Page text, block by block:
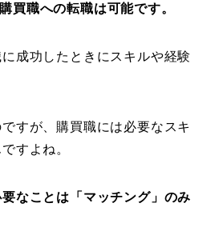
買職への転職は可能です。
成功したときにスキルや経験
すが、購買職には必要なスキ
すよね。
なことは「マッチング」のみ